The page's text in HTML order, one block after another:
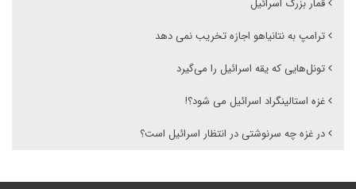
قمار بزرگ اسرائیل
ترامپ به نتانیاهو اجازه تخریب نمی دهد
تونل‌هایی که یقه اسرائیل را می‌گیرد
غزه استالینگراد اسرائیل می شود؟!
در غزه چه سرنوشتی در انتظار اسرائیل است؟